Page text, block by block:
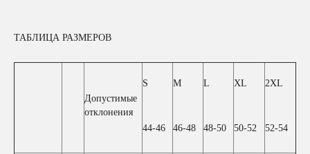
ТАБЛИЦА РАЗМЕРОВ
Допустимые
отклонения
S
44-46
M
46-48
L
48-50
XL
50-52
2XL
52-54